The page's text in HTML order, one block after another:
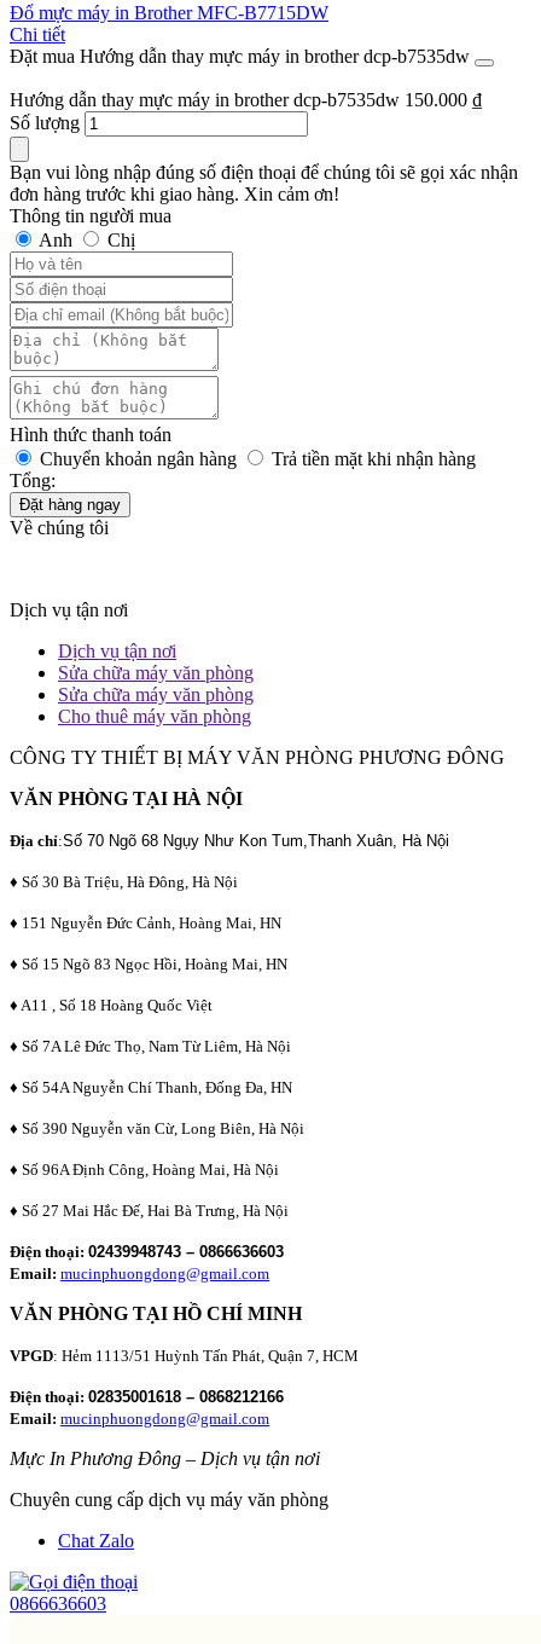
Đổ mực máy in Brother MFC-B7715DW
Chi tiết
Đặt mua Hướng dẫn thay mực máy in brother dcp-b7535dw
Hướng dẫn thay mực máy in brother dcp-b7535dw 150.000 ₫
Số lượng
Bạn vui lòng nhập đúng số điện thoại để chúng tôi sẽ gọi xác nhận
đơn hàng trước khi giao hàng. Xin cảm ơn!
Thông tin người mua
Anh
Chị
Hình thức thanh toán
Chuyển khoản ngân hàng
Trả tiền mặt khi nhận hàng
Tổng:
Đặt hàng ngay
Về chúng tôi
Dịch vụ tận nơi
Dịch vụ tận nơi
Sửa chữa máy văn phòng
Sửa chữa máy văn phòng
Cho thuê máy văn phòng
CÔNG TY THIẾT BỊ MÁY VĂN PHÒNG PHƯƠNG ĐÔNG
VĂN PHÒNG TẠI HÀ NỘI
Địa chỉ:Số 70 Ngõ 68 Ngụy Như Kon Tum,Thanh Xuân, Hà Nội
♦ Số 30 Bà Triệu, Hà Đông, Hà Nội
♦ 151 Nguyễn Đức Cảnh, Hoàng Mai, HN
♦ Số 15 Ngõ 83 Ngọc Hồi, Hoàng Mai, HN
♦ A11 , Số 18 Hoàng Quốc Việt
♦ Số 7A Lê Đức Thọ, Nam Từ Liêm, Hà Nội
♦ Số 54A Nguyễn Chí Thanh, Đống Đa, HN
♦ Số 390 Nguyễn văn Cừ, Long Biên, Hà Nội
♦ Số 96A Định Công, Hoàng Mai, Hà Nội
♦ Số 27 Mai Hắc Đế, Hai Bà Trưng, Hà Nội
Điện thoại: 02439948743 – 0866636603
Email: mucinphuongdong@gmail.com
VĂN PHÒNG TẠI HỒ CHÍ MINH
VPGD: Hẻm 1113/51 Huỳnh Tấn Phát, Quận 7, HCM
Điện thoại: 02835001618 – 0868212166
Email: mucinphuongdong@gmail.com
Mực In Phương Đông – Dịch vụ tận nơi
Chuyên cung cấp dịch vụ máy văn phòng
Chat Zalo
0866636603